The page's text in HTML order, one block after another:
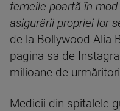
femeile poartă în
asigurării propriei lor
de la Bollywood Alia
pagina sa de
milioane de
Medicii din spitalele